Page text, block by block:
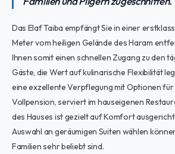
Das Elaf Taiba empfängt Sie in einer
Meter vom heiligen Gelände des Haram
Ihnen somit einen schnellen Zugang zu den
Gäste, die Wert auf kulinarische Flexibilität
eine exzellente Verpflegung mit Optionen
Vollpension, serviert im hauseigenen
des Hauses ist gezielt auf Komfort
Auswahl an geräumigen Suiten wählen
Familien sehr beliebt sind.